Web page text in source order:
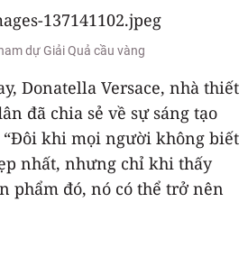
dự Giải Quả cầu vàng
Donatella Versace, nhà thiết
đã chia sẻ về sự sáng tạo
khi mọi người không biết
nhất, nhưng chỉ khi thấy
phẩm đó, nó có thể trở nên